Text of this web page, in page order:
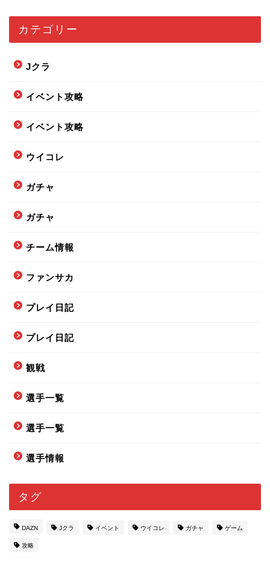
カテゴリー
Jクラ
イベント攻略
イベント攻略
ウイコレ
ガチャ
ガチャ
チーム情報
ファンサカ
プレイ日記
プレイ日記
観戦
選手一覧
選手一覧
選手情報
タグ
DAZN Jクラ イベント ウイコレ ガチャ ゲーム
攻略